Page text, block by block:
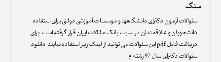
سنگ
سئوالات آزمون دکترای دانشگاهها و موسسات آموزشی دولتی برای استفاده
دانشجویان و علاقمندان در سایت بانک مقالات ایران قرار گرفته است برای
دریافت فایل pdf این سئوالات می توانید از لینک زیر استفاده نمایند دانلود
سئوالات دکترای سال 97 رشته م